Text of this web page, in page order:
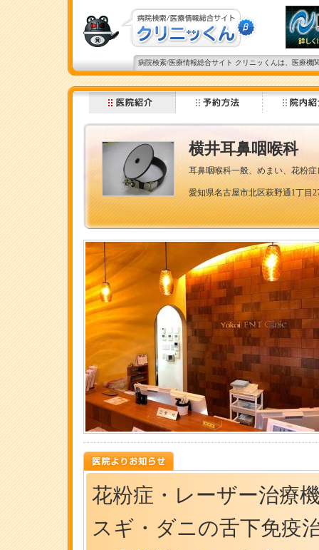
病院検索/医療情報総合サイト クリニッくんは、医療機
横井耳鼻咽喉科
耳鼻咽喉科一般、めまい、花粉
愛知県名古屋市北区萩野通1丁
花粉症・レーザー治療
スギ・ダニの舌下免疫